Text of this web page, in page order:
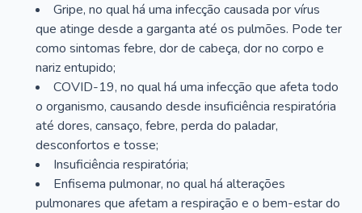
Gripe, no qual há uma infecção causada por vírus
que atinge desde a garganta até os pulmões. Pode ter
como sintomas febre, dor de cabeça, dor no corpo e
nariz entupido;
COVID-19, no qual há uma infecção que afeta todo
o organismo, causando desde insuficiência respiratória
até dores, cansaço, febre, perda do paladar,
desconfortos e tosse;
Insuficiência respiratória;
Enfisema pulmonar, no qual há alterações
pulmonares que afetam a respiração e o bem-estar do